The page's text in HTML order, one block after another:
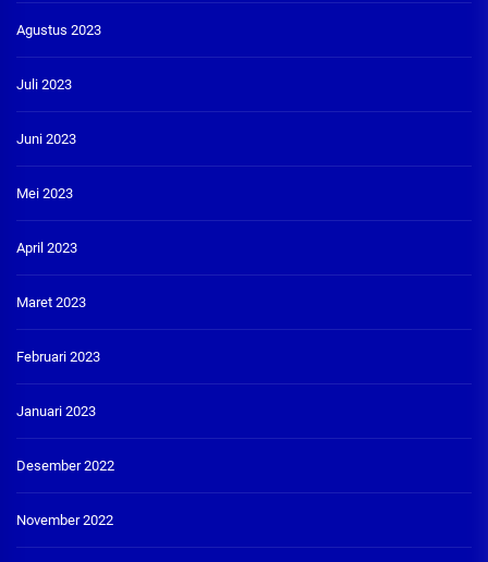
Agustus 2023
Juli 2023
Juni 2023
Mei 2023
April 2023
Maret 2023
Februari 2023
Januari 2023
Desember 2022
November 2022